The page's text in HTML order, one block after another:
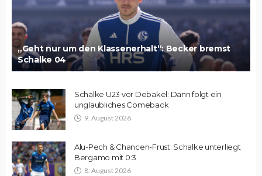
„Geht nur um den Klassenerhalt“: Becker bremst
Schalke 04
Schalke U23 vor Debakel: Dann folgt ein
unglaubliches Comeback
9. August 2026
Alu-Pech & Chancen-Frust: Schalke unterliegt
Bergamo mit 0:3
8. August 2026